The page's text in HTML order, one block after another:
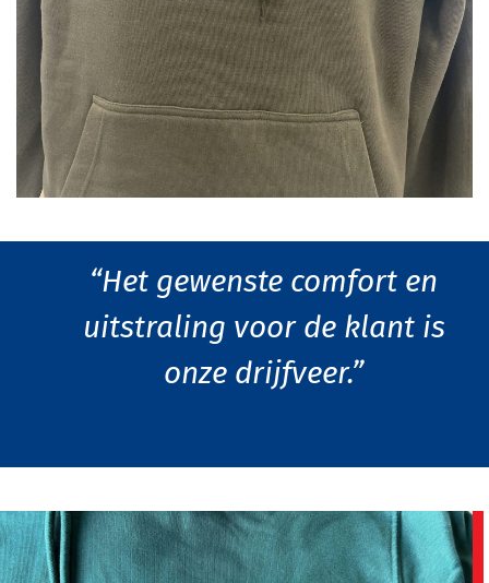
“Het gewenste comfort en
uitstraling voor de klant is
onze drijfveer.”